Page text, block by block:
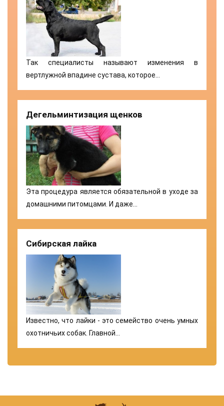
Так специалисты называют изменения в
вертлужной впадине сустава, которое…
Дегельминтизация щенков
Эта процедура является обязательной в уходе за
домашними питомцами. И даже…
Сибирская лайка
Известно, что лайки - это семейство очень умных
охотничьих собак. Главной…